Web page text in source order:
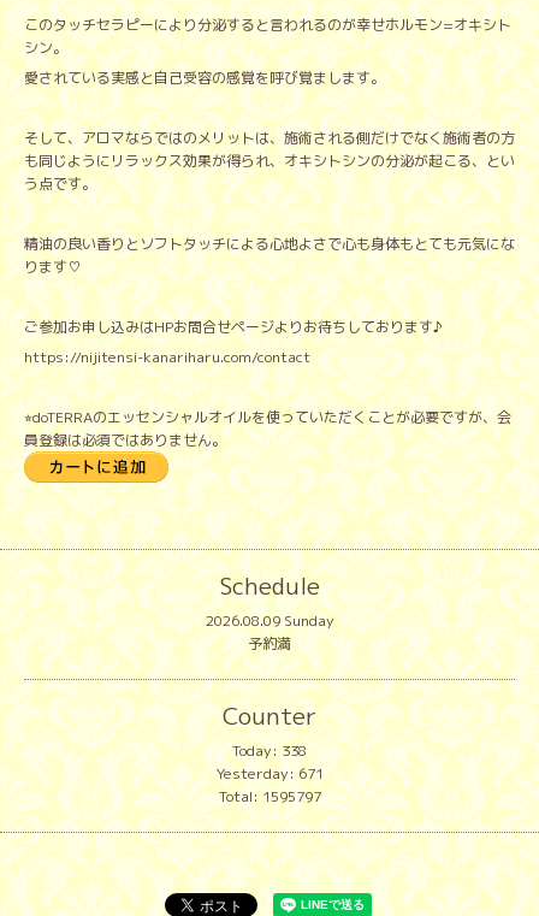
このタッチセラピーにより分泌すると言われるのが幸せホルモン=オキシト
シン。
愛されている実感と自己受容の感覚を呼び覚まします。
そして、アロマならではのメリットは、施術される側だけでなく施術者の方
も同じようにリラックス効果が得られ、オキシトシンの分泌が起こる、とい
う点です。
精油の良い香りとソフトタッチによる心地よさで心も身体もとても元気にな
ります♡
ご参加お申し込みはHPお問合せページよりお待ちしております♪
https://nijitensi-kanariharu.com/contact
⭐︎doTERRAのエッセンシャルオイルを使っていただくことが必要ですが、会
員登録は必須ではありません。
Schedule
2026.08.09 Sunday
予約満
Counter
Today:338
Yesterday: 671
Total:1595797